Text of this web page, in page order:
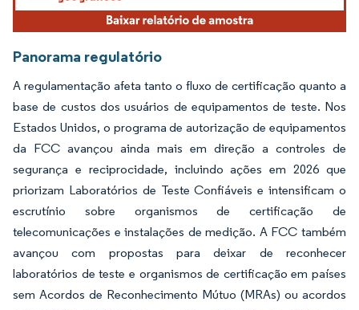
Panorama regulatório
A regulamentação afeta tanto o fluxo de certificação quanto a
base de custos dos usuários de equipamentos de teste. Nos
Estados Unidos, o programa de autorização de equipamentos
da FCC avançou ainda mais em direção a controles de
segurança e reciprocidade, incluindo ações em 2026 que
priorizam Laboratórios de Teste Confiáveis e intensificam o
escrutínio sobre organismos de certificação de
telecomunicações e instalações de medição. A FCC também
avançou com propostas para deixar de reconhecer
laboratórios de teste e organismos de certificação em países
sem Acordos de Reconhecimento Mútuo (MRAs) ou acordos